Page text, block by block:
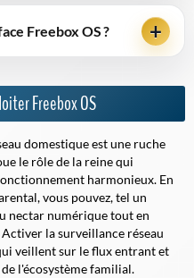
Freebox OS ?
Freebox OS
domestique est une ruche
le rôle de la reine qui
harmonieux. En
vous pouvez, tel un
nectar numérique tout en
la surveillance réseau
veillent sur le flux entrant et
l'écosystème familial.